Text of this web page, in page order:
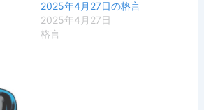
2025年4月27日の格言
2025年4月27日
格言